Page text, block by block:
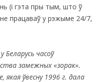
(і гэта пры тым, што ў
працаваў у рэжыме 24/7,
Беларусь часоў
замежных «зорак».
якая ўвесну 1996 г. дала